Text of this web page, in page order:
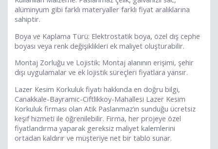
alüminyum gibi farklı materyaller farklı fiyat aralıklarına
sahiptir.
Boya ve Kaplama Türü: Elektrostatik boya, özel dış cephe
boyası veya renk değişiklikleri ek maliyet oluşturabilir.
Montaj Zorluğu ve Lojistik: Montaj alanının erişimi, şehir
dışı uygulamalar ve ek lojistik süreçleri fiyatlara yansır.
Lazer Kesim Korkuluk fiyatı hakkında en doğru bilgi,
Canakkale-Bayramic-Ciftlikkoy-Mahallesi Lazer Kesim
Korkuluk firması olan Atik Paslanmaz’ın sunduğu ücretsiz
keşif hizmeti ile öğrenilebilir. Firma, her projeye özel
fiyatlandırma yaparak gereksiz maliyet kalemlerini
ortadan kaldırır ve müşteriye net bir tablo sunar.